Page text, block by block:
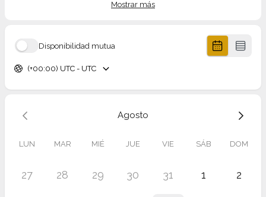
Si no, también te lo diré.
Mostrar más
Disponibilidad mutua
(+00:00) UTC - UTC
Agosto
LUN MAR MIÉ JUE VIE SÁB DOM
27 28 29 30 31 1 2